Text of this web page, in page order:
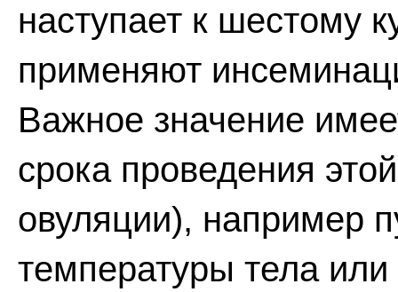
наступает к шестому
применяют
Важное значение
срока проведения
овуляции), например
температуры тела